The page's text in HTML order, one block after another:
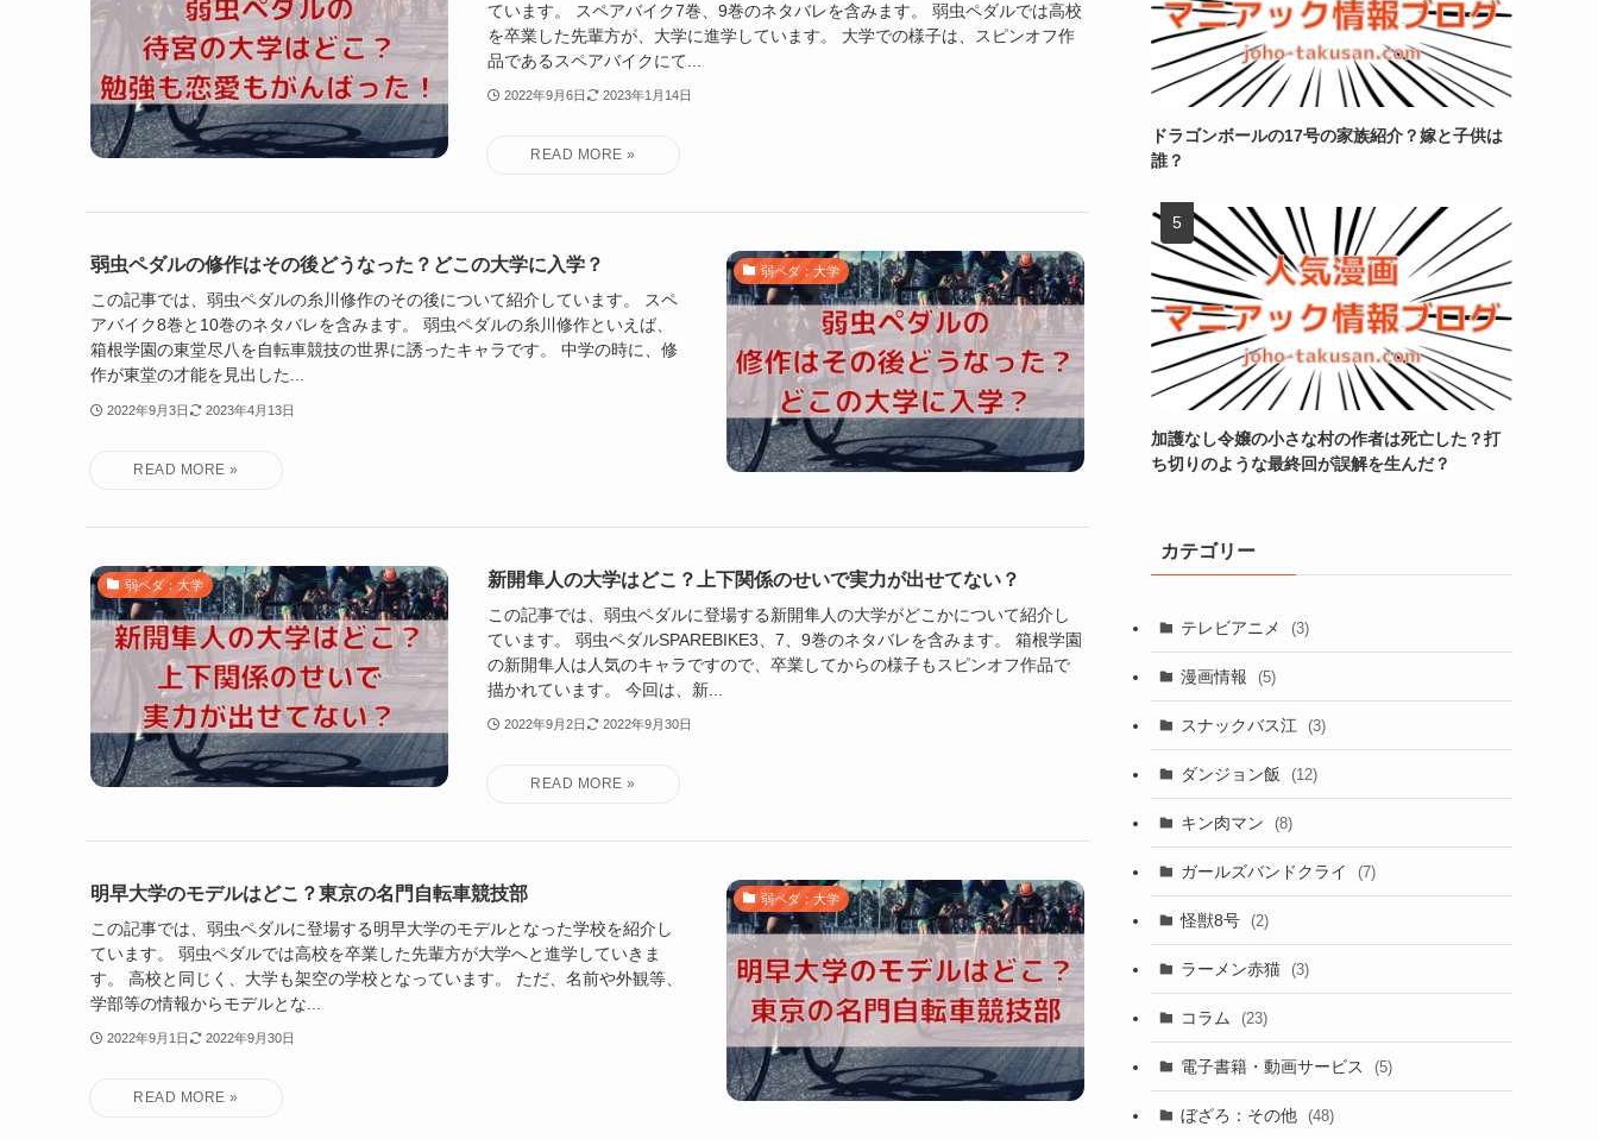
ています。 スペアバイク7巻、9巻のネタバレを含みます。 弱虫ペダルでは高校
を卒業した先輩方が、大学に進学しています。 大学での様子は、スピンオフ作
品であるスペアバイクにて...
2022年9月6日 2023年1月14日
弱ペダ：大学
弱虫ペダルの修作はその後どうなった？どこの大学に入学？
この記事では、弱虫ペダルの糸川修作のその後について紹介しています。 スペ
アバイク8巻と10巻のネタバレを含みます。 弱虫ペダルの糸川修作といえば、
箱根学園の東堂尽八を自転車競技の世界に誘ったキャラです。 中学の時に、修
作が東堂の才能を見出した...
2022年9月3日 2023年4月13日
弱ペダ：大学 新開隼人の大学はどこ？上下関係のせいで実力が出せてない？
この記事では、弱虫ペダルに登場する新開隼人の大学がどこかについて紹介し
ています。 弱虫ペダルSPAREBIKE3、7、9巻のネタバレを含みます。 箱根学園
の新開隼人は人気のキャラですので、卒業してからの様子もスピンオフ作品で
描かれています。 今回は、新...
2022年9月2日 2022年9月30日
弱ペダ：大学
明早大学のモデルはどこ？東京の名門自転車競技部
この記事では、弱虫ペダルに登場する明早大学のモデルとなった学校を紹介し
ています。 弱虫ペダルでは高校を卒業した先輩方が大学へと進学していきま
す。 高校と同じく、大学も架空の学校となっています。 ただ、名前や外観等、
学部等の情報からモデルとな...
2022年9月1日 2022年9月30日
ドラゴンボールの17号の家族紹介？嫁と子供は
誰？
加護なし令嬢の小さな村の作者は死亡した？打
ち切りのような最終回が誤解を生んだ？
カテゴリー
テレビアニメ (3)
漫画情報 (5)
スナックバス江 (3)
ダンジョン飯 (12)
キン肉マン (8)
ガールズバンドクライ (7)
怪獣8号 (2)
ラーメン赤猫 (3)
コラム (23)
電子書籍・動画サービス (5)
ぼざろ：その他 (48)